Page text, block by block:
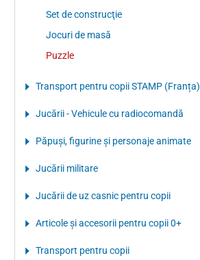
Set de construcţie
Jocuri de masă
Puzzle
Transport pentru copii STAMP (Franța)
Jucării - Vehicule cu radiocomandă
Păpuşi, figurine şi personaje animate
Jucării militare
Jucării de uz casnic pentru copii
Articole şi accesorii pentru copii 0+
Transport pentru copii